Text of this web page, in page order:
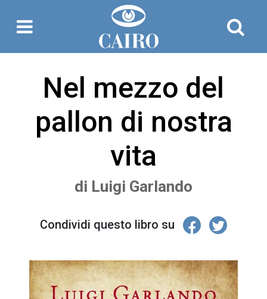
Nel mezzo del
pallon di nostra
vita
di Luigi Garlando
Condividi questo libro su